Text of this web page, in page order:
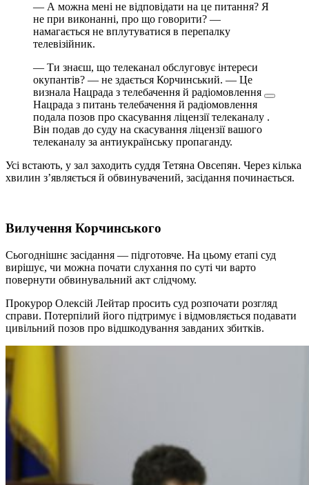
— А можна мені не відповідати на це питання? Я
не при виконанні, про що говорити? —
намагається не вплутуватися в перепалку
телевізійник.
— Ти знаєш, що телеканал обслуговує інтереси
окупантів? — не здається Корчинський. — Це
визнала Нацрада з телебачення й радіомовлення
Нацрада з питань телебачення й радіомовлення
подала позов про скасування ліцензії телеканалу .
Він подав до суду на скасування ліцензії вашого
телеканалу за антиукраїнську пропаганду.
Усі встають, у зал заходить суддя Тетяна Овсепян. Через кілька
хвилин з’являється й обвинувачений, засідання починається.
Вилучення Корчинського
Сьогоднішнє засідання — підготовче. На цьому етапі суд
вирішує, чи можна почати слухання по суті чи варто
повернути обвинувальний акт слідчому.
Прокурор Олексій Лейтар просить суд розпочати розгляд
справи. Потерпілий його підтримує і відмовляється подавати
цивільний позов про відшкодування завданих збитків.